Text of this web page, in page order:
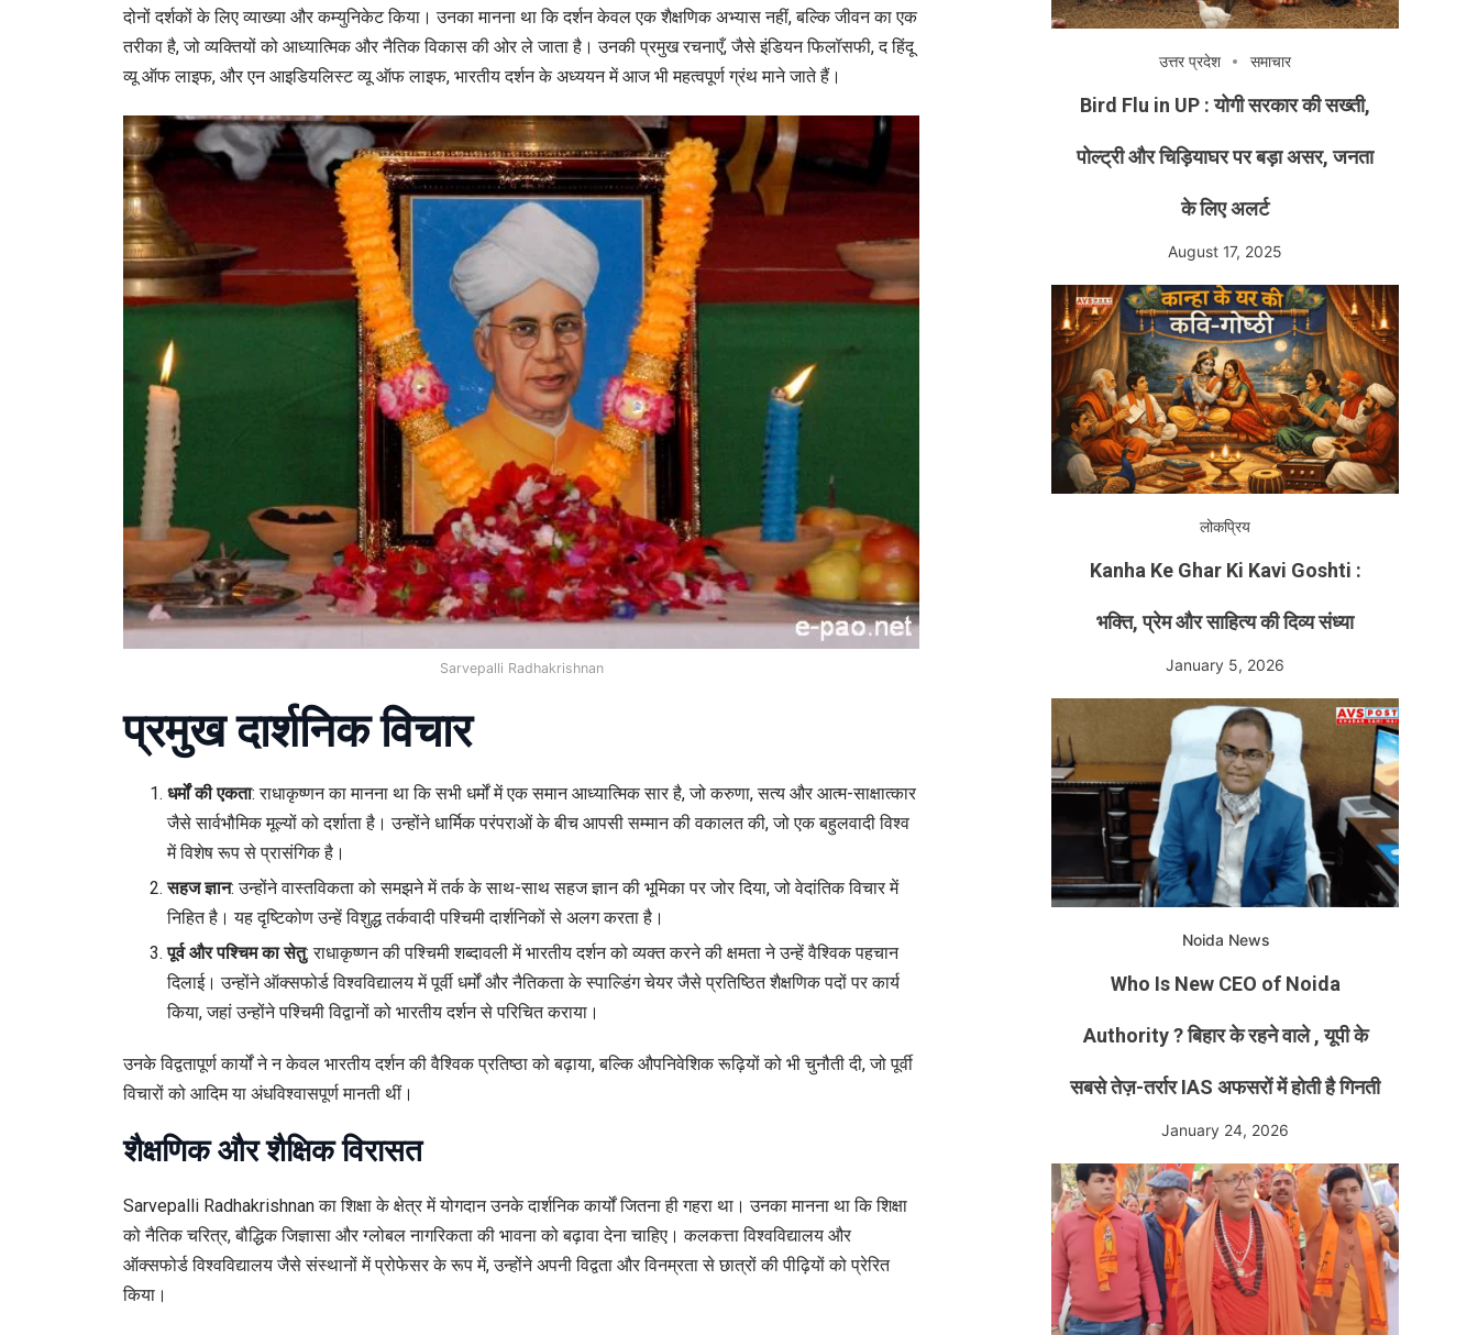
दोनों दर्शकों के लिए व्याख्या और कम्युनिकेट किया। उनका मानना था कि दर्शन केवल एक शैक्षणिक अभ्यास नहीं, बल्कि जीवन का एक
तरीका है, जो व्यक्तियों को आध्यात्मिक और नैतिक विकास की ओर ले जाता है। उनकी प्रमुख रचनाएँ, जैसेइंडियन फिलॉसफी,द हिंदू
व्यू ऑफ लाइफ, औरएन आइडियलिस्ट व्यू ऑफ लाइफ, भारतीय दर्शन के अध्ययन में आज भी महत्वपूर्ण ग्रंथ माने जाते हैं।
Sarvepalli Radhakrishnan
प्रमुख दार्शनिक विचार
धर्मों की एकता: राधाकृष्णन का मानना था कि सभी धर्मों में एक समान आध्यात्मिक सार है, जो करुणा, सत्य और आत्म-साक्षात्कार
जैसे सार्वभौमिक मूल्यों को दर्शाता है। उन्होंने धार्मिक परंपराओं के बीच आपसी सम्मान की वकालत की, जो एक बहुलवादी विश्व
में विशेष रूप से प्रासंगिक है।
सहज ज्ञान: उन्होंने वास्तविकता को समझने में तर्क के साथ-साथ सहज ज्ञान की भूमिका पर जोर दिया, जो वेदांतिक विचार में
निहित है। यह दृष्टिकोण उन्हें विशुद्ध तर्कवादी पश्चिमी दार्शनिकों से अलग करता है।
पूर्व और पश्चिम का सेतु: राधाकृष्णन की पश्चिमी शब्दावली में भारतीय दर्शन को व्यक्त करने की क्षमता ने उन्हें वैश्विक पहचान
दिलाई। उन्होंने ऑक्सफोर्ड विश्वविद्यालय में पूर्वी धर्मों और नैतिकता के स्पाल्डिंग चेयर जैसे प्रतिष्ठित शैक्षणिक पदों पर कार्य
किया, जहां उन्होंने पश्चिमी विद्वानों को भारतीय दर्शन से परिचित कराया।
उनके विद्वतापूर्ण कार्यों ने न केवल भारतीय दर्शन की वैश्विक प्रतिष्ठा को बढ़ाया, बल्कि औपनिवेशिक रूढ़ियों को भी चुनौती दी, जो पूर्वी
विचारों को आदिम या अंधविश्वासपूर्ण मानती थीं।
शैक्षणिक और शैक्षिक विरासत
Sarvepalli Radhakrishnan का शिक्षा के क्षेत्र में योगदान उनके दार्शनिक कार्यों जितना ही गहरा था। उनका मानना था कि शिक्षा
को नैतिक चरित्र, बौद्धिक जिज्ञासा और ग्लोबल नागरिकता की भावना को बढ़ावा देना चाहिए। कलकत्ता विश्वविद्यालय और
ऑक्सफोर्ड विश्वविद्यालय जैसे संस्थानों में प्रोफेसर के रूप में, उन्होंने अपनी विद्वता और विनम्रता से छात्रों की पीढ़ियों को प्रेरित
किया।
उत्तर प्रदेश समाचार
Bird Flu in UP : योगी सरकार की सख्ती,
पोल्ट्री और चिड़ियाघर पर बड़ा असर, जनता
के लिए अलर्ट
August 17, 2025
लोकप्रिय
Kanha Ke Ghar Ki Kavi Goshti :
भक्ति, प्रेम और साहित्य की दिव्य संध्या
January 5, 2026
Noida News
Who Is New CEO of Noida
Authority ? बिहार के रहने वाले , यूपी के
सबसे तेज़-तर्रार IAS अफसरों में होती है गिनती
January 24, 2026